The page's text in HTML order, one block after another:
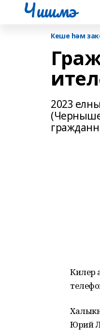
Чишмэ
Кеше һәм
2023
Килер
Юрий